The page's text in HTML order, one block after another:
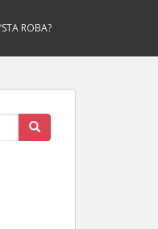
ROBA?